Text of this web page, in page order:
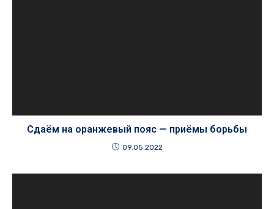
Сдаём на оранжевый пояс — приёмы борьбы
09.05.2022